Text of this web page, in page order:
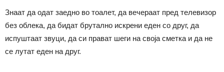
Знаат да одат заедно во тоалет, да вечераат пред телевизор
без облека, да бидат брутално искрени еден со друг, да
испуштаат звуци, да си прават шеги на своја сметка и да не
се лутат еден на друг.